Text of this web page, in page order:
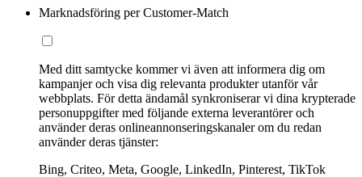
Marknadsföring per Customer-Match
Med ditt samtycke kommer vi även att informera dig om
kampanjer och visa dig relevanta produkter utanför vår
webbplats. För detta ändamål synkroniserar vi dina krypterade
personuppgifter med följande externa leverantörer och
använder deras onlineannonseringskanaler om du redan
använder deras tjänster:
Bing, Criteo, Meta, Google, LinkedIn, Pinterest, TikTok